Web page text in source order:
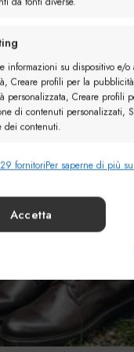
informazioni su dispositivo e/
Creare profili per la
personalizzata, Creare profili
di contenuti personalizzati,
dei contenuti.
Identificare i dispositivi in
la sicurezza,
fornitoriPer saperne di più
Accetta
un look elegante
classiche sono un elemento
l’equilibrio perfetto